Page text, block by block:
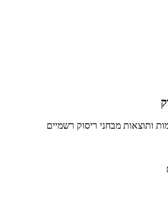
ותוצאות מבחני ריסוק רשמיים